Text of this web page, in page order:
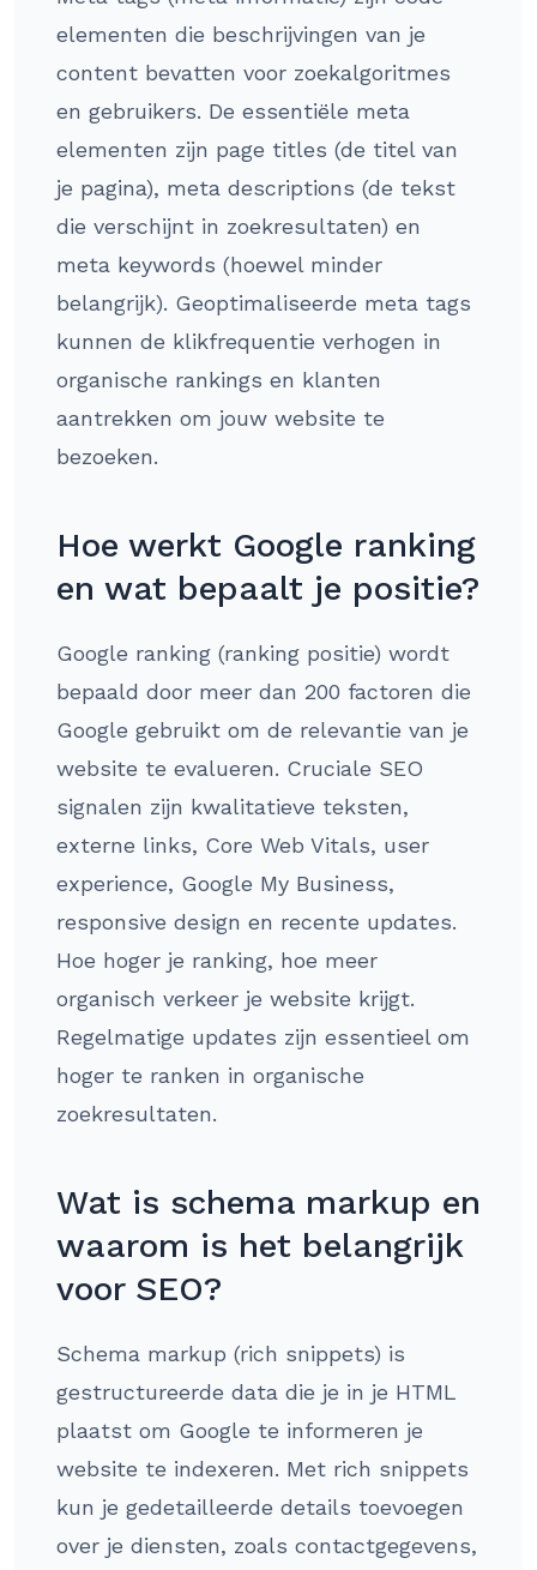
elementen die beschrijvingen van je
content bevatten voor zoekalgoritmes
en gebruikers. De essentiële meta
elementen zijn page titles (de titel van
je pagina), meta descriptions (de tekst
die verschijnt in zoekresultaten) en
meta keywords (hoewel minder
belangrijk). Geoptimaliseerde meta tags
kunnen de klikfrequentie verhogen in
organische rankings en klanten
aantrekken om jouw website te
bezoeken.
Hoe werkt Google ranking
en wat bepaalt je positie?
Google ranking (ranking positie) wordt
bepaald door meer dan 200 factoren die
Google gebruikt om de relevantie van je
website te evalueren. Cruciale SEO
signalen zijn kwalitatieve teksten,
externe links, Core Web Vitals, user
experience, Google My Business,
responsive design en recente updates.
Hoe hoger je ranking, hoe meer
organisch verkeer je website krijgt.
Regelmatige updates zijn essentieel om
hoger te ranken in organische
zoekresultaten.
Wat is schema markup en
waarom is het belangrijk
voor SEO?
Schema markup (rich snippets) is
gestructureerde data die je in je HTML
plaatst om Google te informeren je
website te indexeren. Met rich snippets
kun je gedetailleerde details toevoegen
over je diensten, zoals contactgegevens,